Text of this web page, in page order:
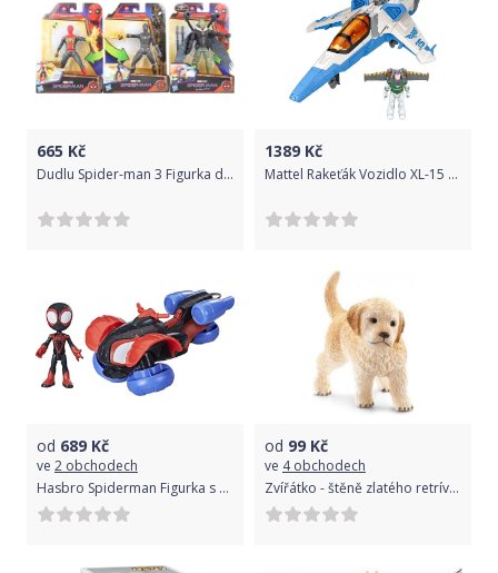
665 Kč
Dudlu Spider-man 3 Figurka deluxe
1389 Kč
Mattel Rakeťák Vozidlo XL-15 HHJ56
od 689 Kč
ve 2 obchodech
Hasbro Spiderman Figurka s vozidlem 2v1 Miles Morales
od 99 Kč
ve 4 obchodech
Zvířátko - štěně zlatého retrívra